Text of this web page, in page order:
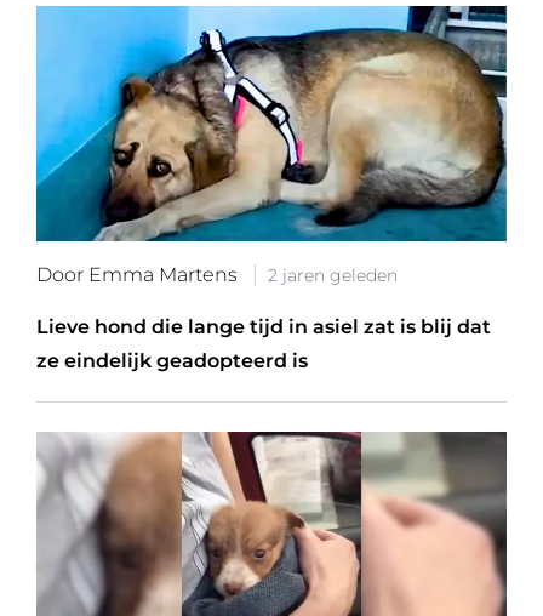
Door Emma Martens 2 jaren geleden
Lieve hond die lange tijd in asiel zat is blij dat
ze eindelijk geadopteerd is